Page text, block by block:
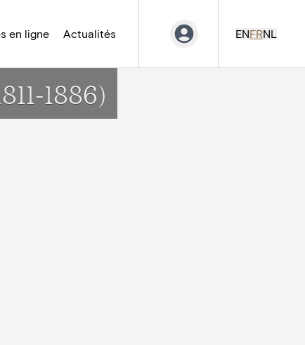
en ligne Actualités ENFRNL
1886)